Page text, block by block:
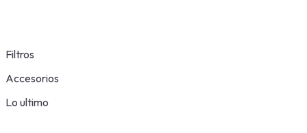
Filtros
Accesorios
Lo ultimo